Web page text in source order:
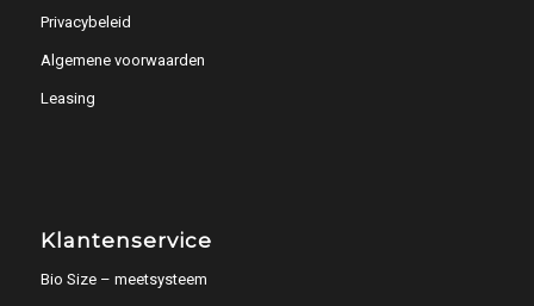
Privacybeleid
Algemene voorwaarden
Leasing
Klantenservice
Bio Size – meetsysteem